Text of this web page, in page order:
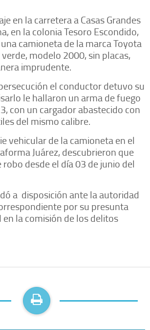
en la carretera a Casas Grandes
en la colonia Tesoro Escondido,
camioneta de la marca Toyota
modelo 2000, sin placas,
imprudente.
el conductor detuvo su
le hallaron un arma de fuego
con un cargador abastecido con
del mismo calibre.
vehicular de la camioneta en el
Juárez, descubrieron que
desde el día 03 de junio del
a disposición ante la autoridad
por su presunta
la comisión de los delitos